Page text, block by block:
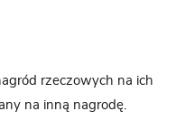
rzeczowych na ich
na inną nagrodę.